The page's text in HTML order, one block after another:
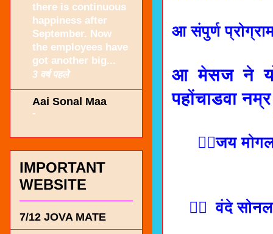
आ संपुर्ण
आ मेसज ने
पहोंचाडवा
जय मोगल
 वंदे सोनल
there is continuous
happiness after
September. Now
the employees have
got another big...
3 वर्ष पहले
Aai Sonal Maa
-
IMPORTANT
WEBSITE
7/12 JOVA MATE